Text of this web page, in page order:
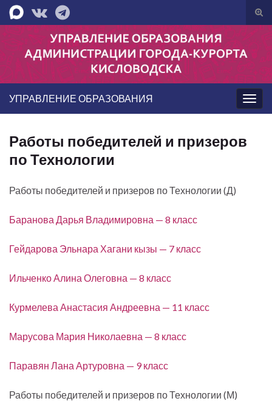
Вкл/
Search for:
Вкл/
выкл
УПРАВЛЕНИЕ ОБРАЗОВАНИЯ
Работы победителей и призеров
по Технологии
Работы победителей и призеров по Технологии (Д)
Баранова Дарья Владимировна — 8 класс
Гейдарова Эльнара Хагани кызы — 7 класс
Ильченко Алина Олеговна — 8 класс
Курмелева Анастасия Андреевна — 11 класс
Марусова Мария Николаевна — 8 класс
Паравян Лана Артуровна — 9 класс
Работы победителей и призеров по Технологии (М)